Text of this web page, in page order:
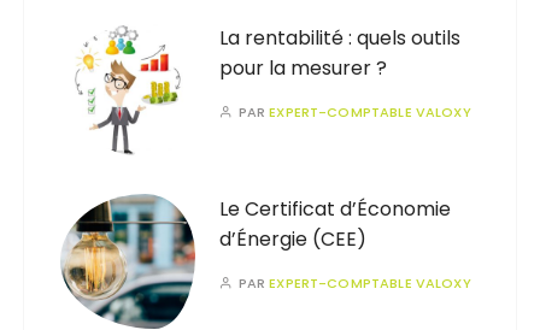
La rentabilité : quels outils
pour la mesurer ?
PAREXPERT-COMPTABLE VALOXY
Le Certificat d’Économie
d’Énergie (CEE)
PAREXPERT-COMPTABLE VALOXY